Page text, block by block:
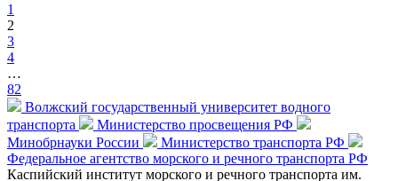
1
2
3
4
…
82
Волжский государственный университет водного
транспорта
Министерство просвещения РФ
Минобрнауки России
Министерство транспорта РФ
Федеральное агентство морского и речного транспорта РФ
Каспийский институт морского и речного транспорта им.